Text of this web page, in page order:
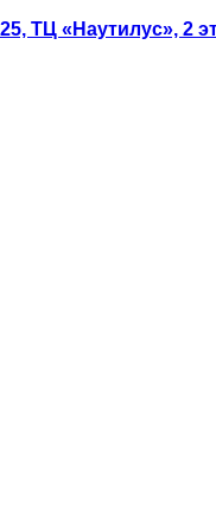
ТЦ «Наутилус», 2